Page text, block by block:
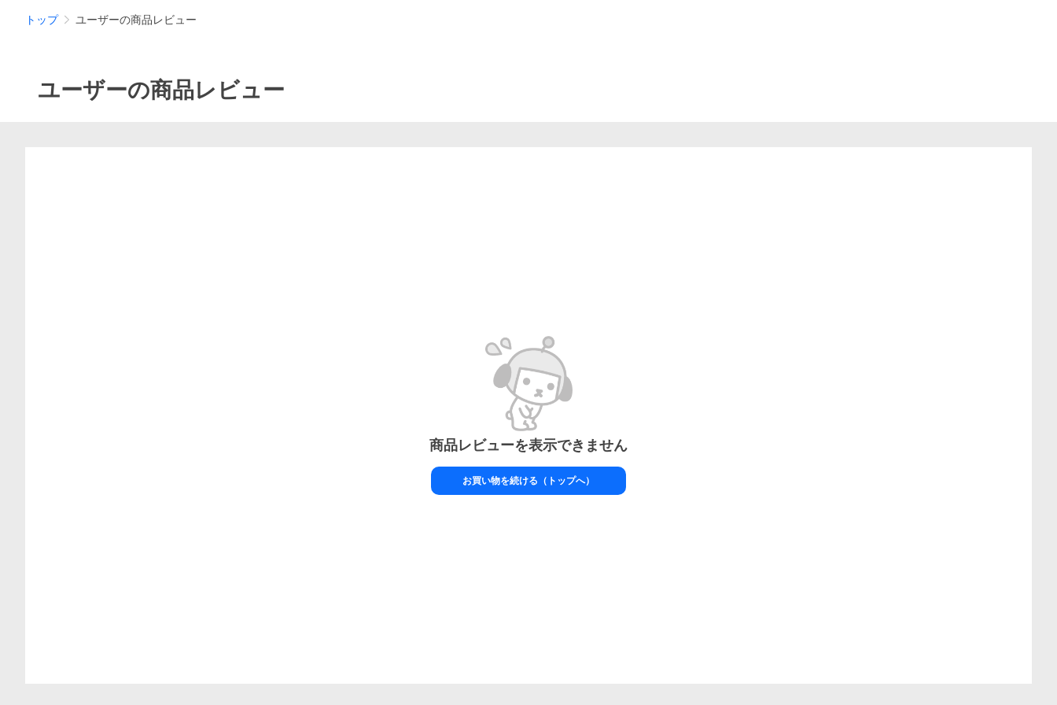
トップ ユーザーの商品レビュー
ユーザーの商品レビュー
商品レビューを表示できません
お買い物を続ける（トップへ）